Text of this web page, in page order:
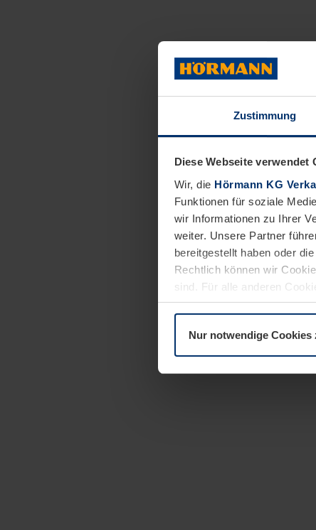
Zustimmung
Diese Webseite verwendet
Wir, die Hörmann KG
Funktionen für soziale
wir Informationen zu Ihrer
weiter. Unsere Partner
bereitgestellt haben oder
Rechtlich können wir
sind. Für alle anderen
Erläuterung auf der Seite
Nur notwendige Cookies